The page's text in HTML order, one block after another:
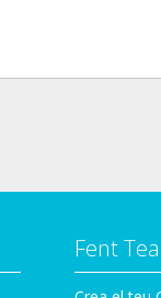
Fent